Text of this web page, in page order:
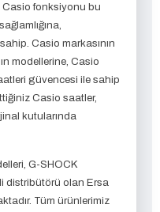
Casio fonksiyonu bu
Casio markasının
modellerine, Casio
güvencesi ile sahip
Casio saatler,
kutularında
G-SHOCK
distribütörü olan Ersa
Tüm ürünlerimiz